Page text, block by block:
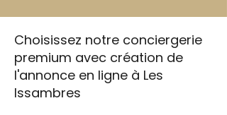
Choisissez notre conciergerie
premium avec création de
l'annonce en ligne à Les
Issambres